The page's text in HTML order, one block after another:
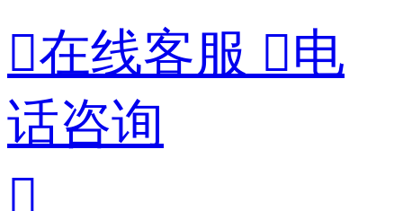
在线客服 电
话咨询
